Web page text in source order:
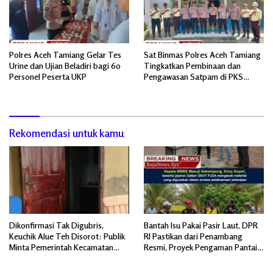
Polres Aceh Tamiang Gelar Tes
Urine dan Ujian Beladiri bagi 60
Personel Peserta UKP
Sat Binmas Polres Aceh Tamiang
Tingkatkan Pembinaan dan
Pengawasan Satpam di PKS
Rekomendasi untuk kamu
Dikonfirmasi Tak Digubris,
Keuchik Alue Teh Disorot: Publik
Minta Pemerintah Kecamatan
Bantah Isu Pakai Pasir Laut, DPR
RI Pastikan dari Penambang
Resmi, Proyek Pengaman Pantai